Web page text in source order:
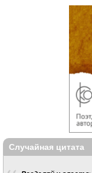
Случайная цитата